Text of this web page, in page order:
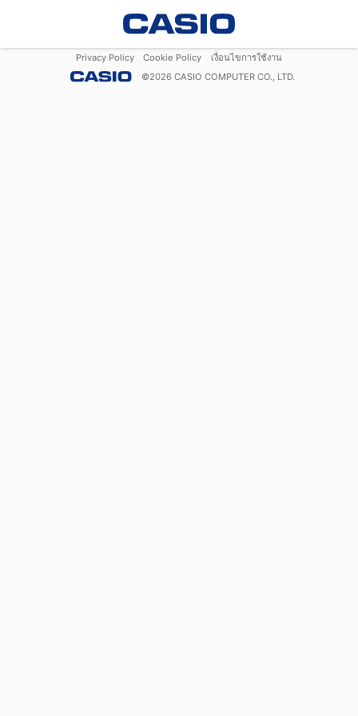
Privacy Policy Cookie Policy
เงื่อนไขการใช้งาน
©2026 CASIO COMPUTER CO., LTD.